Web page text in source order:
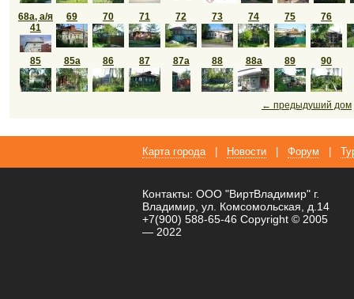
68а, а/я
41
69 70 71 72 73 74 75 76
85 85а 86 87 87а 88 88а 89 90
← предыдуший дом
Карта города Новости Форум
Контакты: ООО "ВиртВладимир" г.
Владимир, ул. Комсомольская, д.14
+7(900) 588-65-46 Copyright © 2005
— 2022